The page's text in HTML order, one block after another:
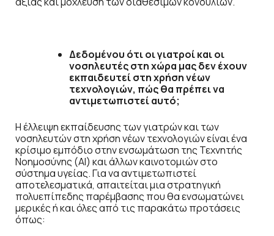
Δεδομένου ότι οι γιατροί και οι
νοσηλευτές στη χώρα μας δεν έχουν
εκπαιδευτεί στη χρήση νέων
τεχνολογιών, πώς θα πρέπει να
αντιμετωπιστεί αυτό;
Η έλλειψη εκπαίδευσης των γιατρών και των
νοσηλευτών στη χρήση νέων τεχνολογιών είναι ένα
κρίσιμο εμπόδιο στην ενσωμάτωση της Τεχνητής
Νοημοσύνης (ΑΙ) και άλλων καινοτομιών στο
σύστημα υγείας. Για να αντιμετωπιστεί
αποτελεσματικά, απαιτείται μια στρατηγική
πολυεπίπεδης παρέμβασης που θα ενσωματώνει
μερικές ή και όλες από τις παρακάτω προτάσεις
όπως: